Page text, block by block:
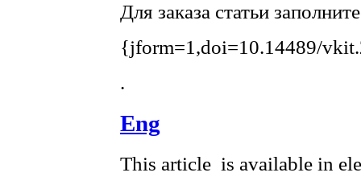
Для заказа статьи
{jform=1,doi=10.14489/
.
Eng
This article is available in